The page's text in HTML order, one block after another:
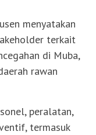
menyatakan
terkait
di Muba,
rawan
peralatan,
termasuk